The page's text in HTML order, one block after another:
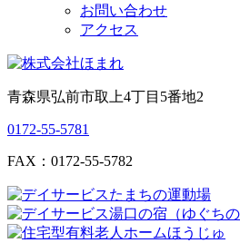
お問い合わせ
アクセス
青森県弘前市取上4丁目5番地2
0172-55-5781
FAX：0172-55-5782